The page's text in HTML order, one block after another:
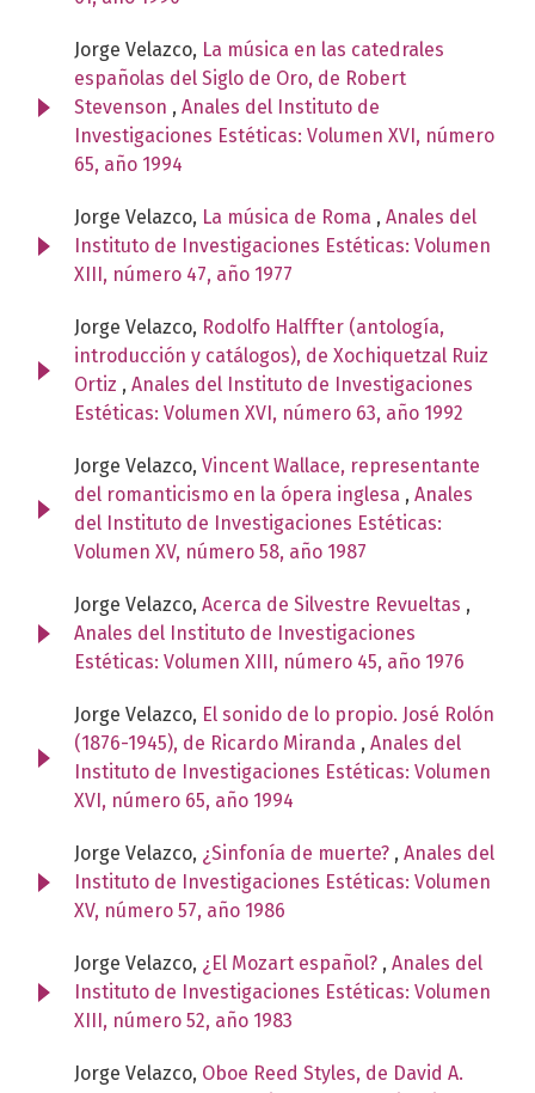
Jorge Velazco, La música en las catedrales
españolas del Siglo de Oro, de Robert
Stevenson , Anales del Instituto de
Investigaciones Estéticas: Volumen XVI, número
65, año 1994
Jorge Velazco, La música de Roma , Anales del
Instituto de Investigaciones Estéticas: Volumen
XIII, número 47, año 1977
Jorge Velazco, Rodolfo Halffter (antología,
introducción y catálogos), de Xochiquetzal Ruiz
Ortiz , Anales del Instituto de Investigaciones
Estéticas: Volumen XVI, número 63, año 1992
Jorge Velazco, Vincent Wallace, representante
del romanticismo en la ópera inglesa , Anales
del Instituto de Investigaciones Estéticas:
Volumen XV, número 58, año 1987
Jorge Velazco, Acerca de Silvestre Revueltas ,
Anales del Instituto de Investigaciones
Estéticas: Volumen XIII, número 45, año 1976
Jorge Velazco, El sonido de lo propio. José Rolón
(1876-1945), de Ricardo Miranda , Anales del
Instituto de Investigaciones Estéticas: Volumen
XVI, número 65, año 1994
Jorge Velazco, ¿Sinfonía de muerte? , Anales del
Instituto de Investigaciones Estéticas: Volumen
XV, número 57, año 1986
Jorge Velazco, ¿El Mozart español? , Anales del
Instituto de Investigaciones Estéticas: Volumen
XIII, número 52, año 1983
Jorge Velazco, Oboe Reed Styles, de David A.